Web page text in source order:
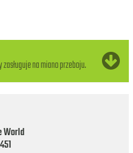
na miano przeboju.
World
451